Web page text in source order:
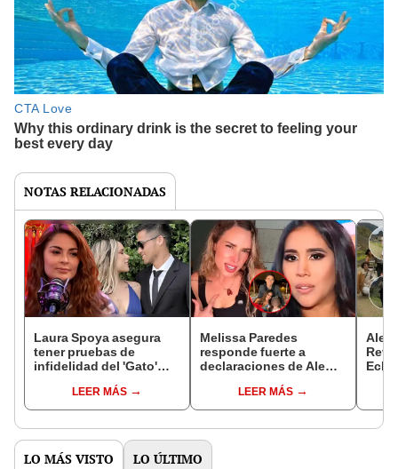
NOTAS RELACIONADAS
Laura Spoya asegura
tener pruebas de
infidelidad del 'Gato'
"Cuando ella estaba
embarazada"
LEER MÁS
Melissa Paredes
responde fuerte a
declaraciones de Ale
entrevista:
"Comentarios
LEER MÁS
Ale
LO MÁS VISTO LO ÚLTIMO